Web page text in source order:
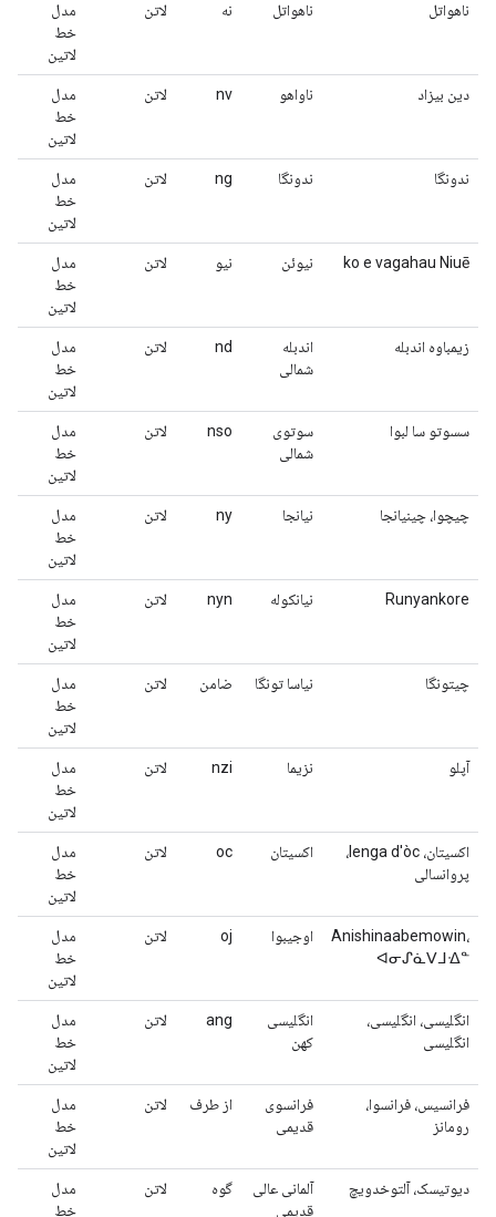
ناهواتل ناهواتل نه لاتن
مدل
خط
لاتین
دین بیزاد ناواهو nv لاتن
مدل
خط
لاتین
ندونگا ندونگا ng لاتن
مدل
خط
لاتین
ko e vagahau Niuē نیوئن نیو لاتن
مدل
خط
لاتین
زیمباوه اندبله
اندبله
شمالی
nd لاتن
مدل
خط
لاتین
سسوتو سا لبوا
سوتوی
شمالی
nso لاتن
مدل
خط
لاتین
چیچوا، چینیانجا نیانجا ny لاتن
مدل
خط
لاتین
Runyankore نیانکوله nyn لاتن
مدل
خط
لاتین
چیتونگا نیاسا تونگا ضامن لاتن
مدل
خط
لاتین
آپلو نزیما nzi لاتن
مدل
خط
لاتین
اکسیتان، lenga d'òc،
پروانسالی
اکسیتان oc لاتن
مدل
خط
لاتین
Anishinaabemowin،
ᐊᓂᔑᓈᐯᒧᐎᓐ
اوجیبوا oj لاتن
مدل
خط
لاتین
انگلیسی، انگلیسی،
انگلیسی
انگلیسی
کهن
ang لاتن
مدل
خط
لاتین
فرانسیس، فرانسوا،
رومانز
فرانسوی
قدیمی
از طرف لاتن
مدل
خط
لاتین
دیوتیسک، آلتوخدویچ
آلمانی عالی
قدیمی
گوه لاتن
مدل
خط